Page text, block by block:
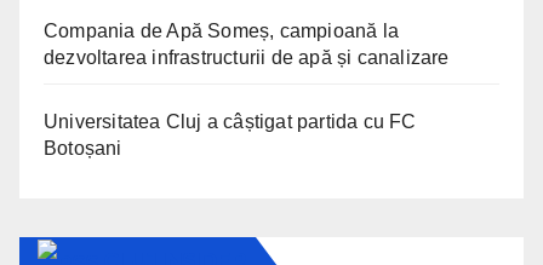
Compania de Apă Someș, campioană la
dezvoltarea infrastructurii de apă și canalizare
Universitatea Cluj a câștigat partida cu FC
Botoșani